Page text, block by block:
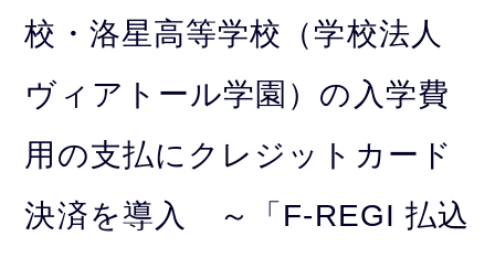
校・洛星高等学校（学校法人
ヴィアトール学園）の入学費
用の支払にクレジットカード
決済を導入 ～「F-REGI 払込